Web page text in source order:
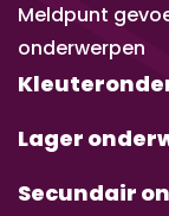
Meldpunt
onderwerpen
Lager
Secundair